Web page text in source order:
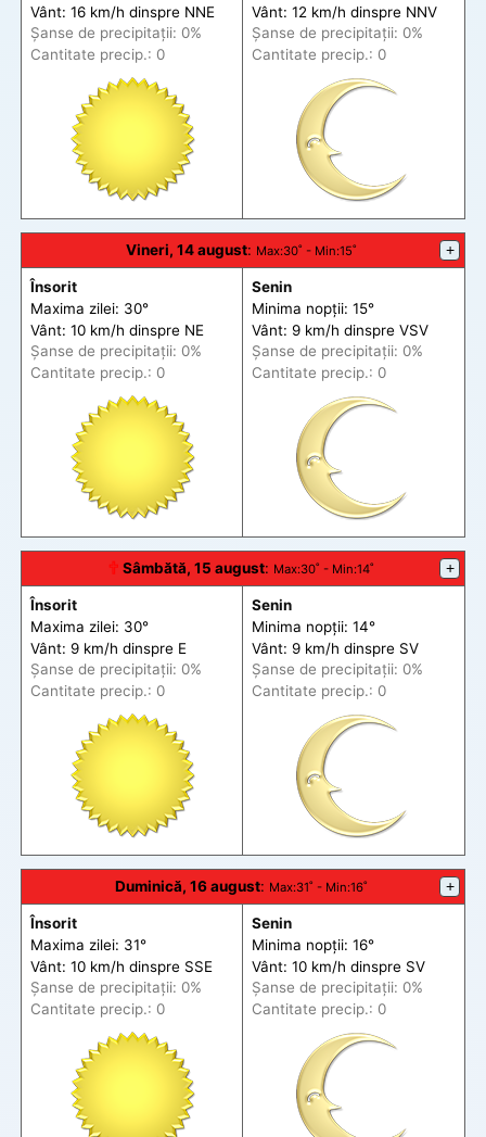
Vânt: 16 km/h dinspre NNE
Șanse de precipitații: 0%
Cantitate precip.: 0
Vânt: 12 km/h dinspre NNV
Șanse de precipitații: 0%
Cantitate precip.: 0
Vineri, 14 august: Max:30˚ - Min:15˚ +
Însorit
Maxima zilei: 30°
Vânt: 10 km/h dinspre NE
Șanse de precipitații: 0%
Cantitate precip.: 0
Senin
Minima nopții: 15°
Vânt: 9 km/h dinspre VSV
Șanse de precipitații: 0%
Cantitate precip.: 0
🕆 Sâmbătă, 15 august: Max:30˚ - Min:14˚ +
Însorit
Maxima zilei: 30°
Vânt: 9 km/h dinspre E
Șanse de precipitații: 0%
Cantitate precip.: 0
Senin
Minima nopții: 14°
Vânt: 9 km/h dinspre SV
Șanse de precipitații: 0%
Cantitate precip.: 0
Duminică, 16 august: Max:31˚ - Min:16˚ +
Însorit
Maxima zilei: 31°
Vânt: 10 km/h dinspre SSE
Șanse de precipitații: 0%
Cantitate precip.: 0
Senin
Minima nopții: 16°
Vânt: 10 km/h dinspre SV
Șanse de precipitații: 0%
Cantitate precip.: 0